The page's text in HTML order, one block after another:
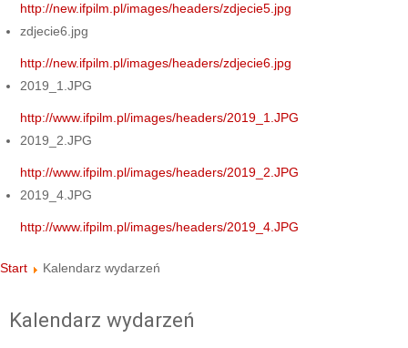
http://new.ifpilm.pl/images/headers/zdjecie5.jpg
zdjecie6.jpg
http://new.ifpilm.pl/images/headers/zdjecie6.jpg
2019_1.JPG
http://www.ifpilm.pl/images/headers/2019_1.JPG
2019_2.JPG
http://www.ifpilm.pl/images/headers/2019_2.JPG
2019_4.JPG
http://www.ifpilm.pl/images/headers/2019_4.JPG
Start Kalendarz wydarzeń
Kalendarz wydarzeń